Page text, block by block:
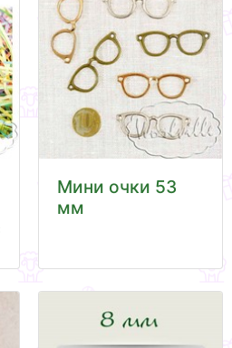
Мини очки 53
мм